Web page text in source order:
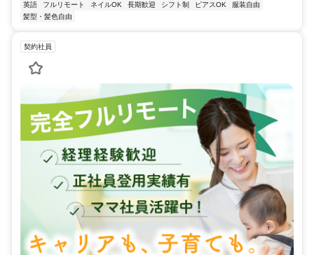
英語
フルリモート ネイルOK 長期歓迎 シフト制 ピアスOK
服装自由
髪型・髪色自由
契約社員